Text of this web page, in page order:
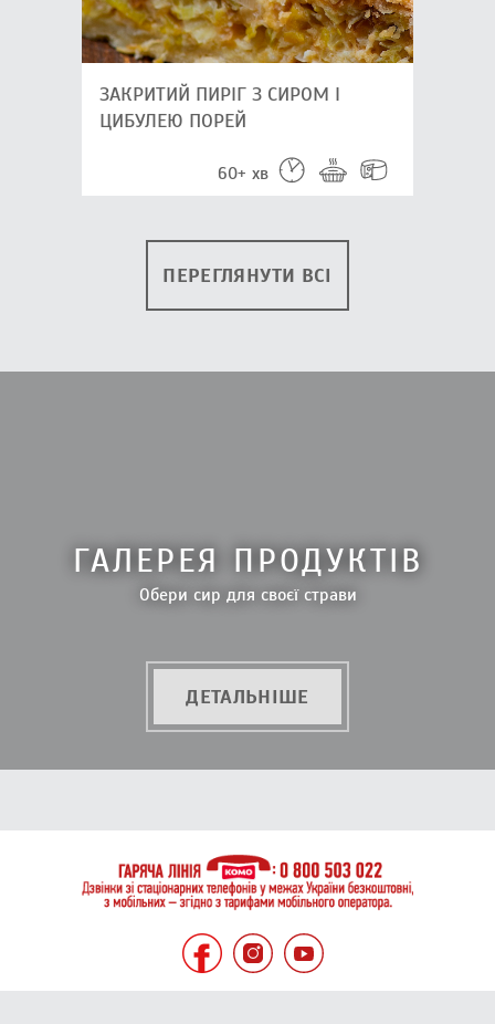
ЗАКРИТИЙ ПИРІГ З СИРОМ І
ЦИБУЛЕЮ ПОРЕЙ
60+ хв
ПЕРЕГЛЯНУТИ ВСІ
ГАЛЕРЕЯ ПРОДУКТІВ
Обери сир для своєї страви
ДЕТАЛЬНІШЕ